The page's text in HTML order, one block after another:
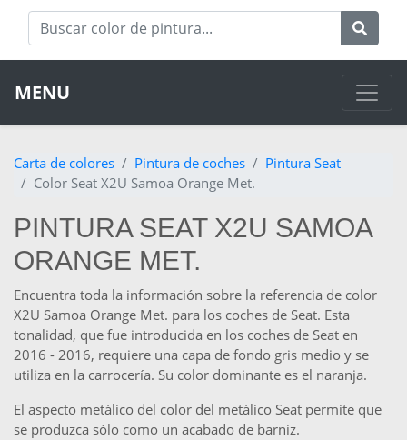
MENU
Carta de colores Pintura de coches
Pintura Seat
Color Seat X2U Samoa Orange Met.
PINTURA SEAT X2U SAMOA
ORANGE MET.
Encuentra toda la información sobre la referencia de color
X2U Samoa Orange Met. para los coches de Seat. Esta
tonalidad, que fue introducida en los coches de Seat en
2016 - 2016, requiere una capa de fondo gris medio y se
utiliza en la carrocería. Su color dominante es el naranja.
El aspecto metálico del color del metálico Seat permite que
se produzca sólo como un acabado de barniz.